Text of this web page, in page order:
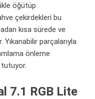
öğütüp
çekirdekleri bu
kısa sürede ve
parçalarıyla
önleme
tutuyor.
7.1 RGB Lite